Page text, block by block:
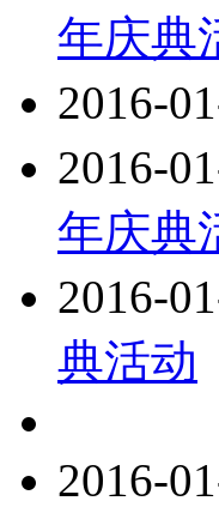
年庆典
2016-
2016-
年庆典
2016-
典活动
2016-